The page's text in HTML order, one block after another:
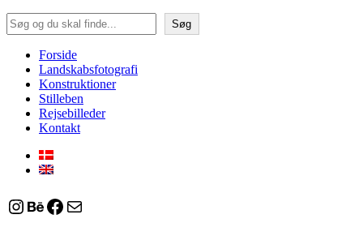
Søg
Søg
Forside
Landskabsfotografi
Konstruktioner
Stilleben
Rejsebilleder
Kontakt
Instagram
Behance
Facebook
Mail